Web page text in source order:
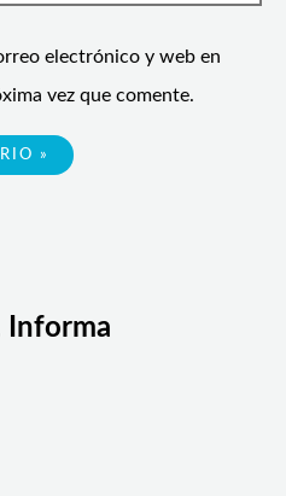
electrónico y web en
vez que comente.
Informa